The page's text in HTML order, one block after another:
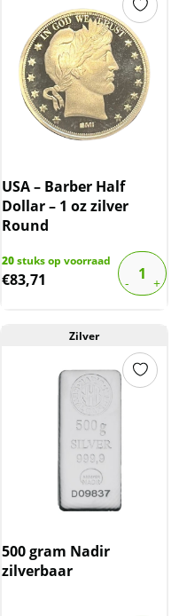
USA – Barber Half
Dollar – 1 oz zilver
Round
20stuks op voorraad
€83,71
Zilver
500 gram Nadir
zilverbaar